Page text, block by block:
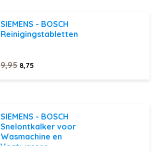
SIEMENS - BOSCH
Reinigingstabletten
9,95 8,75
SIEMENS - BOSCH
Snelontkalker voor
Wasmachine en
Vaatwasser